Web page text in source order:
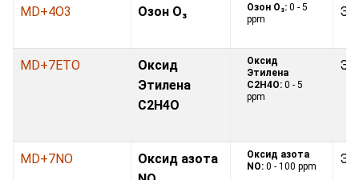
MD+4O3 Озон O₃ Озон O₃: 0 - 5
ppm
MD+7ETO
Оксид
Этилена
С2H4O
Оксид
Этилена
С2H4O: 0 - 5
ppm
MD+7NO
Оксид азота
Оксид азота
NO: 0 - 100 ppm